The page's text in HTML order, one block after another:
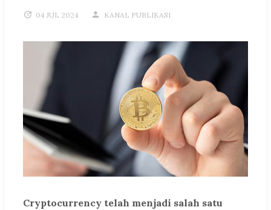
04 JUL 2024 KANAL PUBLIKASI
Cryptocurrency telah menjadi salah satu